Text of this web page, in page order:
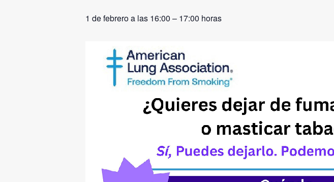
1 de febrero a las 16:00 – 17:00 horas